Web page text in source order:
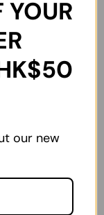
65-70kg
90-100kg
貨依據。
YOUR
our new